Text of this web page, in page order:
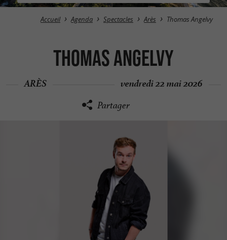
Accueil Agenda Spectacles Arès Thomas Angelvy
Thomas Angelvy
ARÈS vendredi 22 mai 2026
Partager